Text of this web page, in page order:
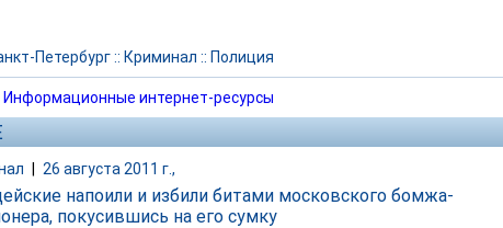
Петербург:: Криминал :: Полиция
Информационные интернет-ресурсы
26 августа 2011 г.,
напоили и избили битами московского бомжа-
покусившись на его сумку